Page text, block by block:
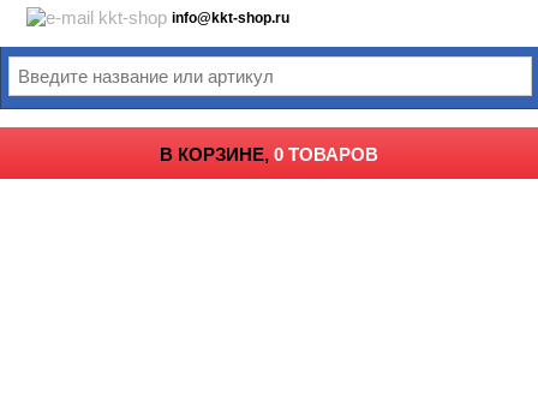
info@kkt-shop.ru
В КОРЗИНЕ, 0 ТОВАРОВ